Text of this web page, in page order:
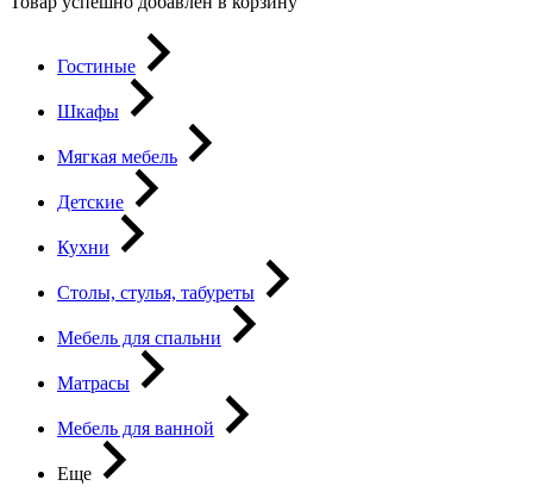
Гостиные
Шкафы
Мягкая мебель
Детские
Кухни
Столы, стулья, табуреты
Мебель для спальни
Матрасы
Мебель для ванной
Еще